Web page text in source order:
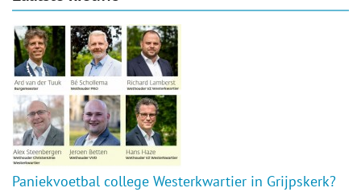
Paniekvoetbal college Westerkwartier in Grijpskerk?